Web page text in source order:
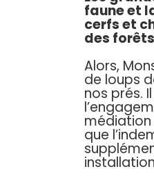
faune et
cerfs et
des forêts
Alors,
de loups
nos prés.
que
installation